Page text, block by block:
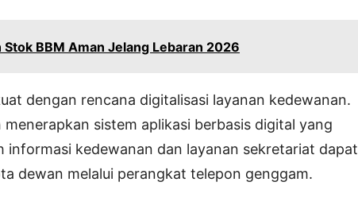
Stok BBM Aman Jelang Lebaran 2026
dengan rencana digitalisasi layanan kedewanan.
menerapkan sistem aplikasi berbasis digital yang
informasi kedewanan dan layanan sekretariat dapat
dewan melalui perangkat telepon genggam.